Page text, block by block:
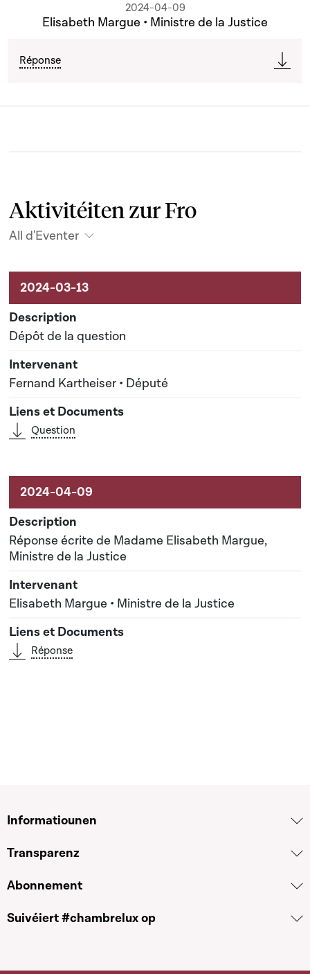
2024-04-09
Elisabeth Margue • Ministre de la Justice
Réponse
Aktivitéiten zur Fro
All d'Eventer
Aktivitéiten um Dossier
Dépôt de la question
Fernand Kartheiser • Député
Question
Réponse écrite de Madame Elisabeth Margue,
Ministre de la Justice
Elisabeth Margue • Ministre de la Justice
Réponse
Informatiounen
Transparenz
Abonnement
Suivéiert #chambrelux op